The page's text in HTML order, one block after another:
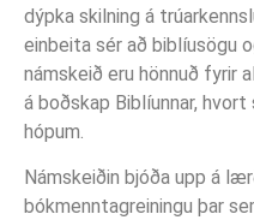
dýpka skilning á
einbeita sér að biblíusögu
námskeið eru hönnuð fyrir
á boðskap Biblíunnar,
hópum.
Námskeiðin bjóða upp á
bókmenntagreiningu þar